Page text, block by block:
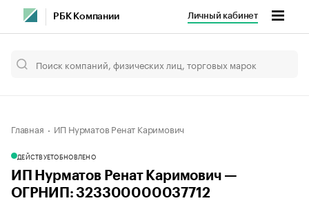
РБК Компании Личный кабинет
Главная ИП Нурматов Ренат Каримович
ДЕЙСТВУЕТОБНОВЛЕНО
ИП Нурматов Ренат Каримович —
ОГРНИП: 323300000037712